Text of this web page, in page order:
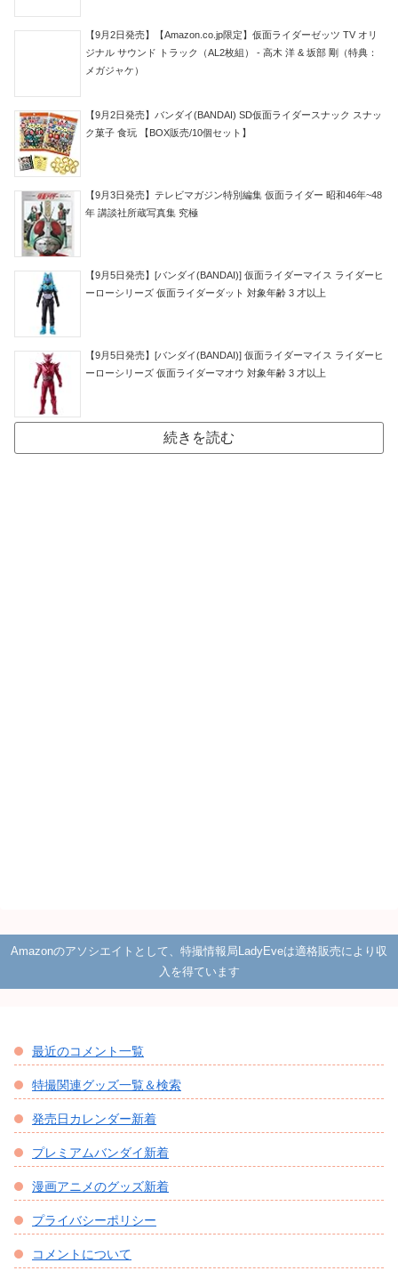
【9月2日発売】【Amazon.co.jp限定】仮面ライダーゼッツ TV オリ
ジナル サウンド トラック（AL2枚組） - 高木 洋 & 坂部 剛（特典：
メガジャケ）
【9月2日発売】バンダイ(BANDAI) SD仮面ライダースナック スナッ
ク菓子 食玩 【BOX販売/10個セット】
【9月3日発売】テレビマガジン特別編集 仮面ライダー 昭和46年~48
年 講談社所蔵写真集 究極
【9月5日発売】[バンダイ(BANDAI)] 仮面ライダーマイス ライダーヒ
ーローシリーズ 仮面ライダーダット 対象年齢 3 才以上
【9月5日発売】[バンダイ(BANDAI)] 仮面ライダーマイス ライダーヒ
ーローシリーズ 仮面ライダーマオウ 対象年齢 3 才以上
続きを読む
Amazonのアソシエイトとして、特撮情報局LadyEveは適格販売により収
入を得ています
最近のコメント一覧
特撮関連グッズ一覧＆検索
発売日カレンダー新着
プレミアムバンダイ新着
漫画アニメのグッズ新着
プライバシーポリシー
コメントについて